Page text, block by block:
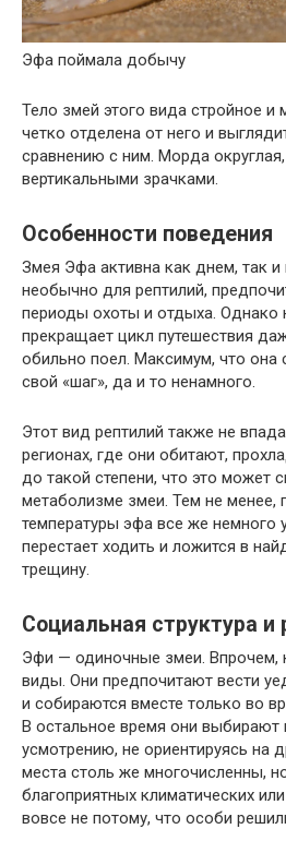
Эфа поймала добычу
Тело змей этого вида стройное и
четко отделена от него и
сравнению с ним. Морда
вертикальными зрачками.
Особенности поведения
Змея Эфа активна как днем, так
необычно для рептилий,
периоды охоты и отдыха. Однако
прекращает цикл путешествия
обильно поел. Максимум, что она
свой «шаг», да и то ненамного.
Этот вид рептилий также не
регионах, где они обитают,
до такой степени, что это может
метаболизме змеи. Тем не менее,
температуры эфа все же немного
перестает ходить и ложится в
трещину.
Социальная структура
Эфи — одиночные змеи. Впрочем,
виды. Они предпочитают вести
и собираются вместе только во
В остальное время они
усмотрению, не ориентируясь на
места столь же многочисленны,
благоприятных климатических
вовсе не потому, что особи